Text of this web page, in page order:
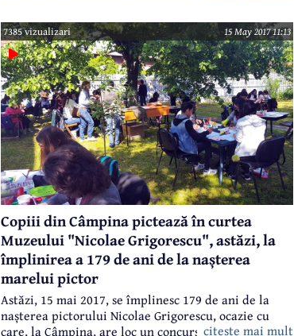
una dintre cele mai frumoase acțiuni din lista
manifestărilor cultural-educative finanțate de la
bugetul local. Este vorba despre concursul de pictură
"Grigorescu și Câmpina", destinat elevilor de
gimnaziu.
7385 vizualizari 15 May 2017 11:13
Copiii din Câmpina pictează în curtea
Muzeului "Nicolae Grigorescu", astăzi, la
împlinirea a 179 de ani de la nașterea
marelui pictor
Astăzi, 15 mai 2017, se împlinesc 179 de ani de la
nașterea pictorului Nicolae Grigorescu, ocazie cu
care, la Câmpina, are loc un concurs de pictură
citeste mai mult